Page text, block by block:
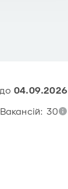
04.09.2026
Вакансій: 30